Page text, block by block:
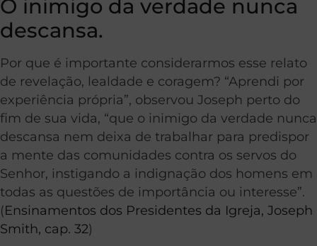
O inimigo da verdade nunca
descansa.
Por que é importante considerarmos esse relato
de revelação, lealdade e coragem? “Aprendi por
experiência própria”, observou Joseph perto do
fim de sua vida, “que o inimigo da verdade nunca
descansa nem deixa de trabalhar para predispor
a mente das comunidades contra os servos do
Senhor, instigando a indignação dos homens em
todas as questões de importância ou interesse”.
(Ensinamentos dos Presidentes da Igreja, Joseph
Smith, cap. 32)